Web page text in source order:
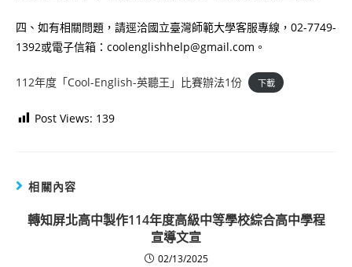
四、如有相關問題，請逕洽國立臺灣師範大學客服專線，02-7749-
1392或電子信箱：coolenglishhelp@gmail.com。
112年度「Cool-English-英聽王」比賽辦法1份 下載
Post Views: 139
相關內容
轉知屏北高中製作114年度高級中等學校綜合高中學程
宣導文宣
02/13/2025